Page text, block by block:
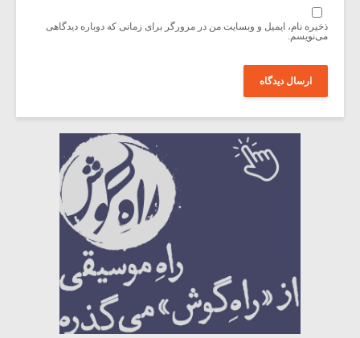
ذخیره نام، ایمیل و وبسایت من در مرورگر برای زمانی که دوباره دیدگاهی
می‌نویسم.